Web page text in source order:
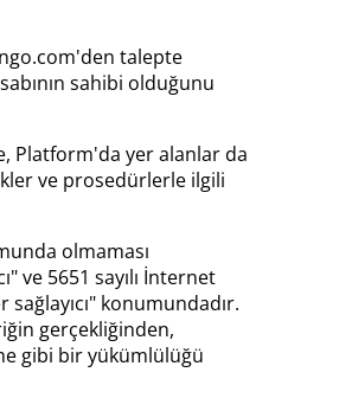
talepte
sahibi olduğunu
Platform'da yer alanlar da
ve prosedürlerle ilgili
olmaması
ve 5651 sayılı İnternet
konumundadır.
gerçekliğinden,
gibi bir yükümlülüğü